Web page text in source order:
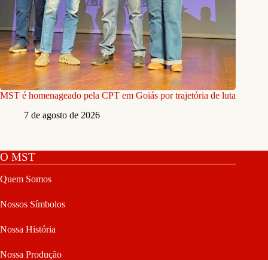
MST é homenageado pela CPT em Goiás por trajetória de luta
7 de agosto de 2026
O MST
Quem Somos
Nossos Símbolos
Nossa História
Nossa Produção